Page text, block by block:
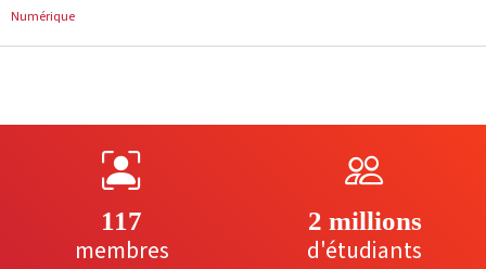
Numérique
117
membres
2 millions
d'étudiants